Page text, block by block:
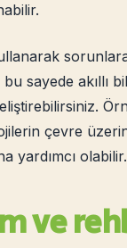
sayede akıllı
çevre
yardımcı olabilir.
ve